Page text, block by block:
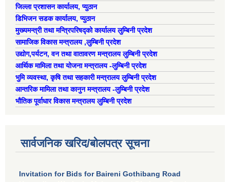
जिल्ला प्रशासन कार्यालय, प्युठान
डिभिजन सडक कार्यालय, प्युठान
मुख्यमन्त्री तथा मन्त्रिपरिषद्को कार्यालय लुम्बिनी प्रदेश
सामाजिक विकास मन्त्रालय ,लुम्बिनी प्रदेश
उद्याेग,पर्यटन, वन तथा वातावरण मन्त्रालय लुम्बिनी प्रदेश
आर्थिक मामिला तथा योजना मन्त्रालय -लुम्बिनी प्रदेश
भुमि व्यवस्था, कृषि तथा सहकारी मन्त्रालय लुम्बिनी प्रदेश
आन्तरिक मामिला तथा कानुन मन्त्रालय -लुम्बिनी प्रदेश
भौतिक पूर्वाधार विकास मन्त्रालय लुम्बिनी प्रदेश
सार्वजनिक खरिद/बोलपत्र सूचना
Invitation for Bids for Baireni Gothibang Road